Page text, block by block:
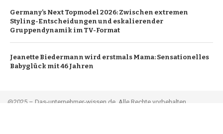
Germany’s Next Topmodel 2026: Zwischen extremen
Styling-Entscheidungen und eskalierender
Gruppendynamik im TV-Format
Jeanette Biedermann wird erstmals Mama: Sensationelles
Babyglück mit 46 Jahren
@2025 – Das-unternehmer-wissen.de. Alle Rechte vorbehalten.